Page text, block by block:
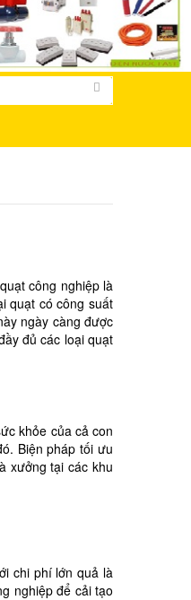
công nghiệp là
quạt có công suất
ngày càng được
đủ các loại quạt
khỏe của cả con
Biện pháp tối ưu
xưởng tại các khu
chi phí lớn quả là
nghiệp để cải tạo